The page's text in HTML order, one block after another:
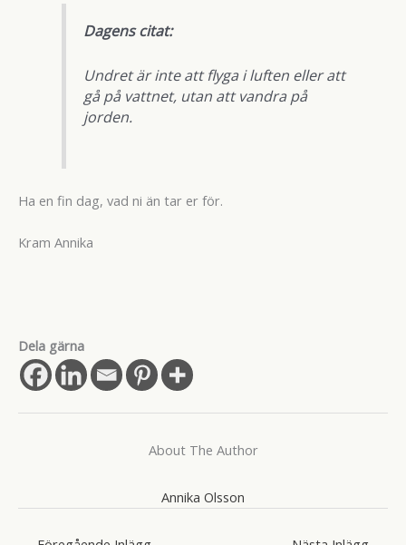
Dagens citat:
Undret är inte att flyga i luften eller att
gå på vattnet, utan att vandra på
jorden.
Ha en fin dag, vad ni än tar er för.
Kram Annika
Dela gärna
About The Author
Annika Olsson